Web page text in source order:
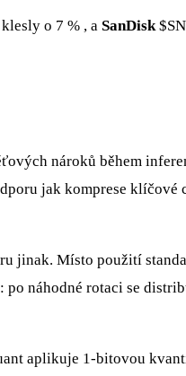
o 7 % , a SanDisk
nároků během
jak komprese klíčové
jinak. Místo použití
náhodné rotaci se
aplikuje 1-bitovou